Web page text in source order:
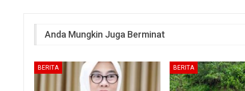
Anda Mungkin Juga Berminat
BERITA BERITA